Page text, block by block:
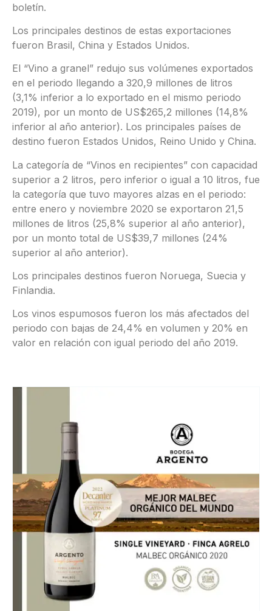
boletín.
Los principales destinos de estas exportaciones
fueron Brasil, China y Estados Unidos.
El “Vino a granel” redujo sus volúmenes exportados
en el periodo llegando a 320,9 millones de litros
(3,1% inferior a lo exportado en el mismo periodo
2019), por un monto de US$265,2 millones (14,8%
inferior al año anterior). Los principales países de
destino fueron Estados Unidos, Reino Unido y China.
La categoría de “Vinos en recipientes” con capacidad
superior a 2 litros, pero inferior o igual a 10 litros, fue
la categoría que tuvo mayores alzas en el periodo:
entre enero y noviembre 2020 se exportaron 21,5
millones de litros (25,8% superior al año anterior),
por un monto total de US$39,7 millones (24%
superior al año anterior).
Los principales destinos fueron Noruega, Suecia y
Finlandia.
Los vinos espumosos fueron los más afectados del
periodo con bajas de 24,4% en volumen y 20% en
valor en relación con igual periodo del año 2019.